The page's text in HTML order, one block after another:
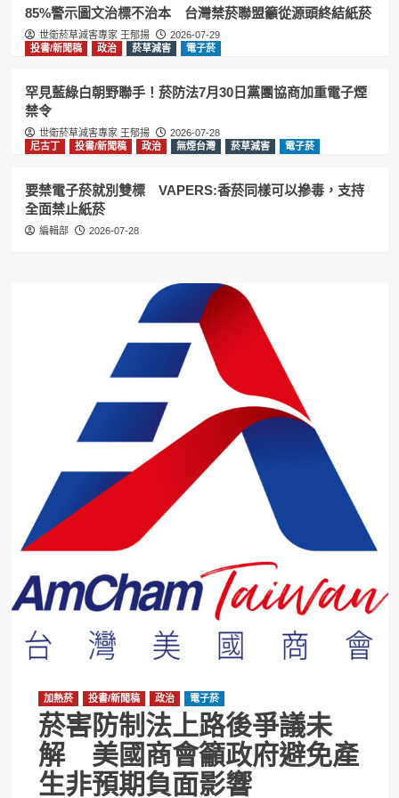
加熱菸 尼古丁 投書/新聞稿
菸草減害 電子菸
禁菸 維護國人健康
5
投書/新聞稿 政治 無煙台灣 菸草減害
讓台灣《菸害防制法》與英國接軌
85%警示圖文治標不治本 台灣禁菸聯盟籲從源頭終結紙菸
世衛菸草減害專家 王郁揚
2026-07-29
投書/新聞稿
政治 菸草減害 電子菸
罕見藍綠白朝野聯手！菸防法7月30日黨團協商加重電子煙
禁令
世衛菸草減害專家 王郁揚
2026-07-28
尼古丁
投書/新聞稿 政治 無煙台灣 菸草減害 電子菸
要禁電子菸就別雙標 VAPERS:香菸同樣可以摻毒，支持
全面禁止紙菸
編輯部 2026-07-28
加熱菸 投書/新聞稿 政治 電子菸
菸害防制法上路後爭議未
解 美國商會籲政府避免產
生非預期負面影響